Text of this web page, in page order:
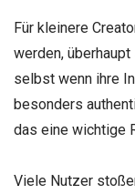
Für kleinere
werden,
selbst wenn ihre
besonders
das eine wichtige
Viele Nutzer